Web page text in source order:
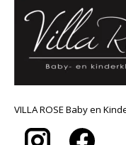
VILLA ROSE Baby en